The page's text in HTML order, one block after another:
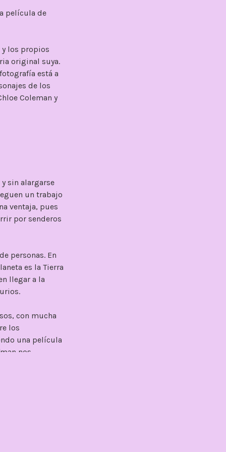
película de
y los propios
original suya.
está a
de los
Coleman y
sin alargarse
un trabajo
ventaja, pues
por senderos
personas. En
es la Tierra
llegar a la
con mucha
los
una película
nos